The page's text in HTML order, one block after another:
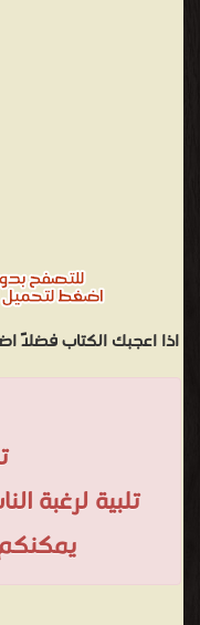
اذا اعجبك الكتاب فضلاً
تلبية لرغبة